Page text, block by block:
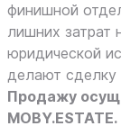
финишной
лишних затрат
юридической
делают сделку
Продажу
MOBY.ESTATE.